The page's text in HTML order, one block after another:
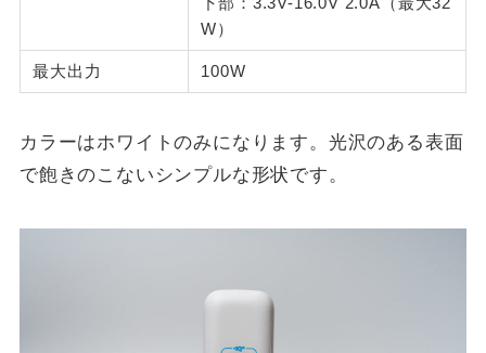
W）
最大出力 100W
カラーはホワイトのみになります。光沢のある表面
で飽きのこないシンプルな形状です。